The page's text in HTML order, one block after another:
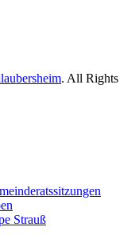
. All Rights
Strauß